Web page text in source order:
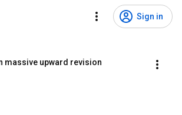
Sign in
massive upward revision